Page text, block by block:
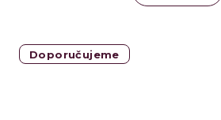
Doporučujeme